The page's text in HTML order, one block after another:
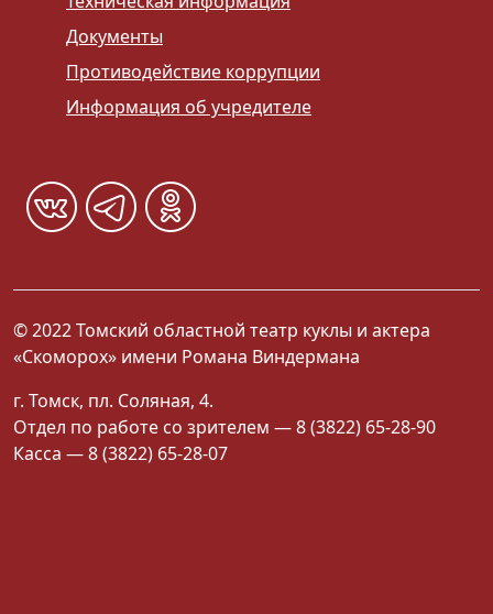
Документы
Противодействие коррупции
Информация об учредителе
© 2022 Томский областной театр куклы и актера
«Скоморох» имени Романа Виндермана
г. Томск, пл. Соляная, 4.
Отдел по работе со зрителем — 8 (3822) 65-28-90
Касса — 8 (3822) 65-28-07